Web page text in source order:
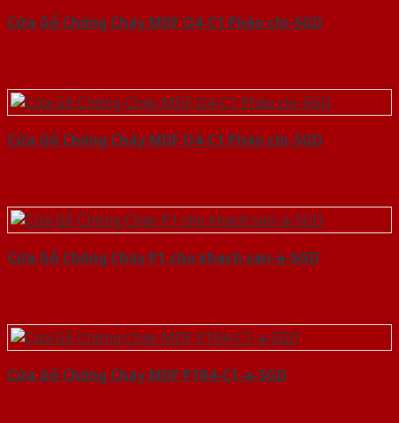
Cửa Gỗ Chống Cháy MDF O4-C1 Phào chi-SGD
Cửa Gỗ Chống Cháy MDF O4-C1 Phào chi-SGD
Cửa Gỗ Chống Cháy P1 cho khach san-a-SGD
Cửa Gỗ Chống Cháy MDF P1R4-C1-a-SGD